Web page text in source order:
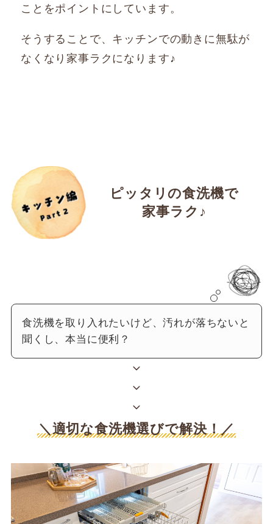
ことをポイントにしています。
そうすることで、キッチンでの動きに無駄が
なくなり家事ラクになります♪
ピッタリの食洗機で
家事ラク♪
食洗機を取り入れたいけど、汚れが落ちないと
聞くし、本当に便利？
＼適切な食洗機選びで解決！／